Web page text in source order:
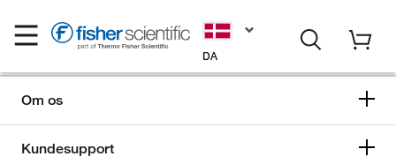
DA
Om os
Kundesupport